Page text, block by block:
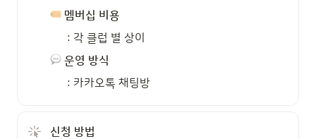
멤버십 비용
: 각 클럽 별 상이
운영 방식
: 카카오톡 채팅방
신청 방법